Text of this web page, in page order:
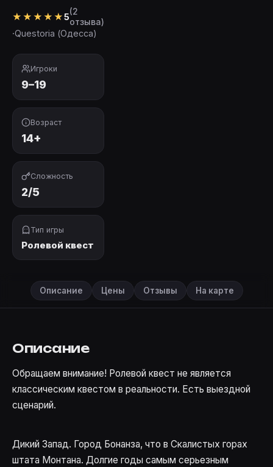
★ ★ ★ ★ ★5(2
отзыва)
·Questoria (Одесса)
Игроки
9–19
Возраст
14+
Сложность
2/5
Тип игры
Ролевой квест
Описание Цены Отзывы На карте
Описание
Обращаем внимание! Ролевой квест не является
классическим квестом в реальности. Есть выездной
сценарий.
Дикий Запад. Город Бонанза, что в Скалистых горах
штата Монтана. Долгие годы самым серьезным